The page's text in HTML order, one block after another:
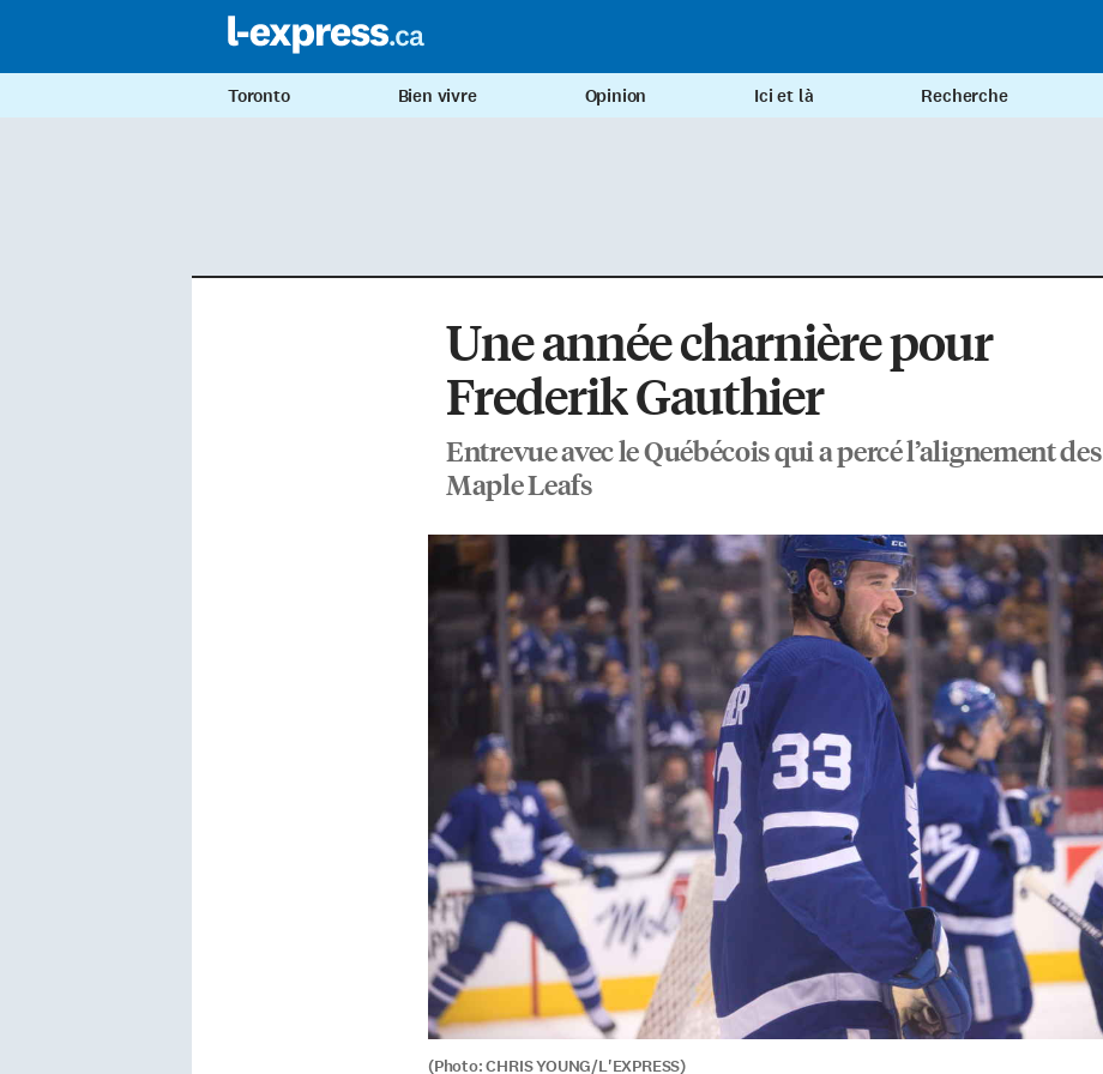
Toronto Bien vivre Opinion Ici et là Recherche
Une année charnière pour
Frederik Gauthier
Entrevue avec le Québécois qui a percé l’alignement des
Maple Leafs
(Photo: CHRIS YOUNG/L'EXPRESS)